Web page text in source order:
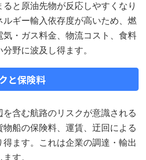
と原油先物が反応しやすくなり
ルギー輸入依存度が高いため、燃
気・ガス料金、物流コスト、食料
野に波及し得ます。
と保険料
を含む航路のリスクが意識される
物船の保険料、運賃、迂回による
得ます。これは企業の調達・輸出
す。